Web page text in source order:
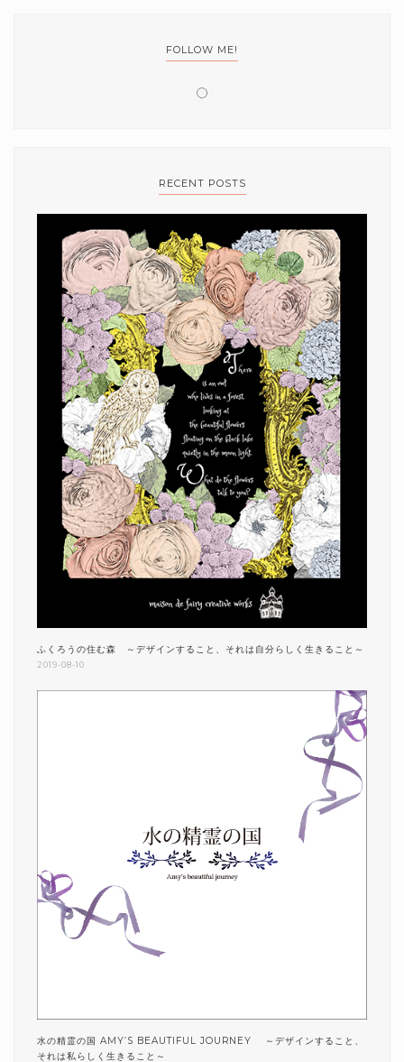
FOLLOW ME!
RECENT POSTS
ふくろうの住む森 ～デザインすること、それは自分らしく生きること～
2019-08-10
水の精霊の国 AMY’S BEAUTIFUL JOURNEY ～デザインすること、
それは私らしく生きること～